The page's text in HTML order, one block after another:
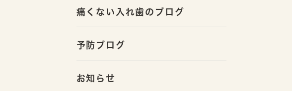
痛くない入れ歯のブログ
予防ブログ
お知らせ